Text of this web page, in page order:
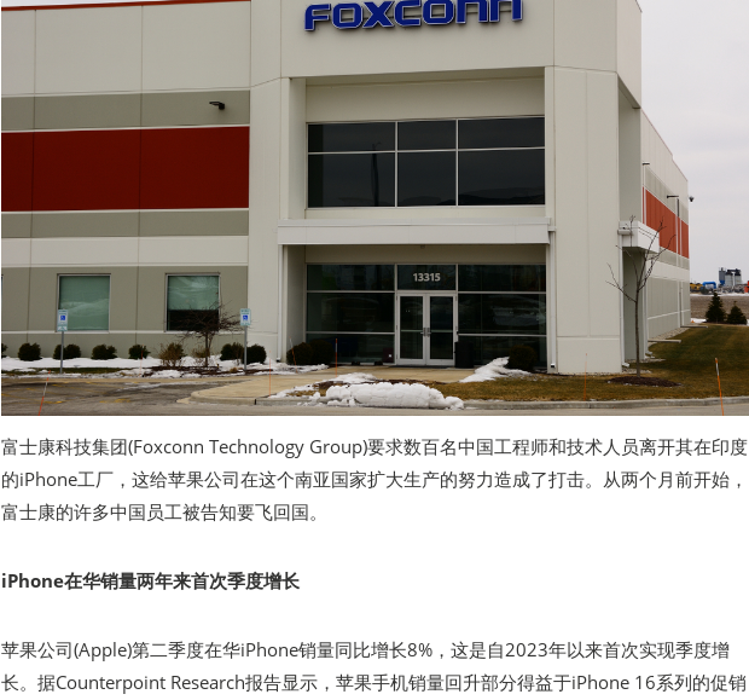
富士康科技集团(Foxconn Technology Group)要求数百名中国工程师和技术人员离开其在印度
的iPhone工厂，这给苹果公司在这个南亚国家扩大生产的努力造成了打击。从两个月前开始，
富士康的许多中国员工被告知要飞回国。
iPhone在华销量两年来首次季度增长
苹果公司(Apple)第二季度在华iPhone销量同比增长8%，这是自2023年以来首次实现季度增
长。据Counterpoint Research报告显示，苹果手机销量回升部分得益于iPhone 16系列的促销